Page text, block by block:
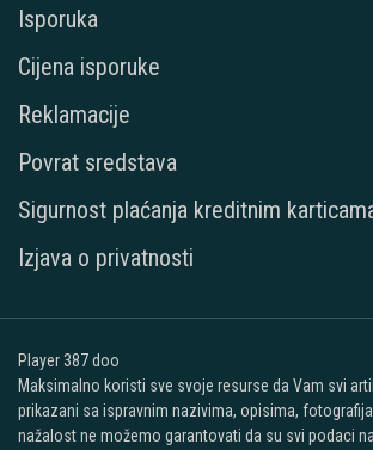
Isporuka
Cijena isporuke
Reklamacije
Povrat sredstava
Sigurnost plaćanja kreditnim
Izjava o privatnosti
Player 387 doo
Maksimalno koristi sve svoje resurse da Vam svi
prikazani sa ispravnim nazivima, opisima,
nažalost ne možemo garantovati da su svi podaci